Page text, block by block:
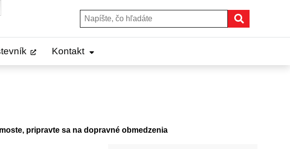
Hľadať:
Kontakt
pripravte sa na dopravné obmedzenia